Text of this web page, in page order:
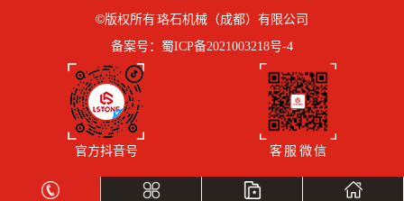
©版权所有 珞石机械（成都）有限公司
备案号： 蜀ICP备2021003218号-4
官方抖音号 客 服 微 信